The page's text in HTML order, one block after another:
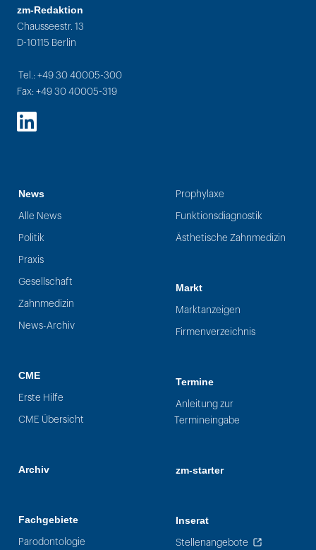
zm-Redaktion
Chausseestr. 13
D-10115 Berlin
Tel.: +49 30 40005-300
Fax: +49 30 40005-319
LinkedIn
News
Alle News
Politik
Praxis
Gesellschaft
Zahnmedizin
News-Archiv
CME
Erste Hilfe
CME Übersicht
Archiv
Fachgebiete
Parodontologie
Prophylaxe
Funktionsdiagnostik
Ästhetische Zahnmedizin
Markt
Marktanzeigen
Firmenverzeichnis
Termine
Anleitung zur
Termineingabe
zm-starter
Inserat
Stellenangebote